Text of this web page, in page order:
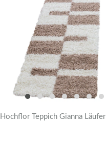
Hochflor Teppich Gianna Läufer